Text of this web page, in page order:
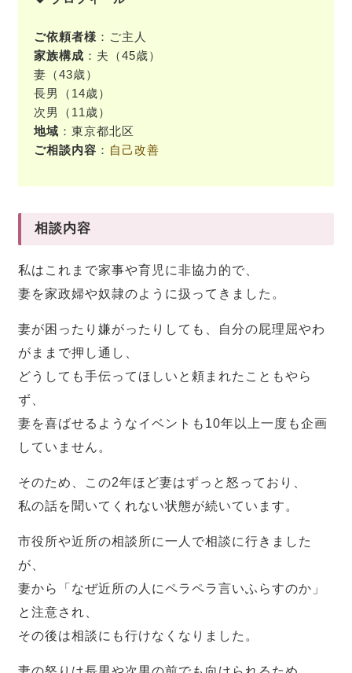
ご依頼者様 ：ご主人
家族構成 ：夫（45歳）
妻（43歳）
長男（14歳）
次男（11歳）
地域 ：東京都北区
ご相談内容 ： 自己改善
相談内容
私はこれまで家事や育児に非協力的で、
妻を家政婦や奴隷のように扱ってきました。
妻が困ったり嫌がったりしても、自分の屁理屈やわ
がままで押し通し、
どうしても手伝ってほしいと頼まれたこともやら
ず、
妻を喜ばせるようなイベントも10年以上一度も企画
していません。
そのため、この2年ほど妻はずっと怒っており、
私の話を聞いてくれない状態が続いています。
市役所や近所の相談所に一人で相談に行きました
が、
妻から「なぜ近所の人にペラペラ言いふらすのか」
と注意され、
その後は相談にも行けなくなりました。